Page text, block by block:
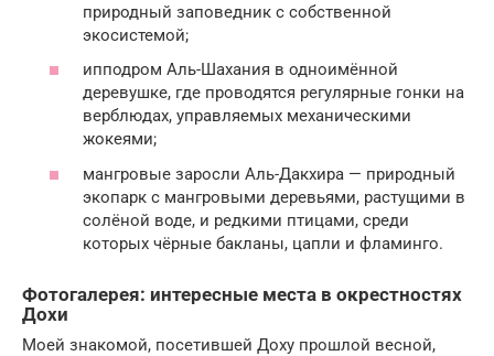
природный заповедник с собственной
экосистемой;
ипподром Аль-Шахания в одноимённой
деревушке, где проводятся регулярные гонки на
верблюдах, управляемых механическими
жокеями;
мангровые заросли Аль-Дакхира — природный
экопарк с мангровыми деревьями, растущими в
солёной воде, и редкими птицами, среди
которых чёрные бакланы, цапли и фламинго.
Фотогалерея: интересные места в окрестностях
Дохи
Моей знакомой, посетившей Доху прошлой весной,